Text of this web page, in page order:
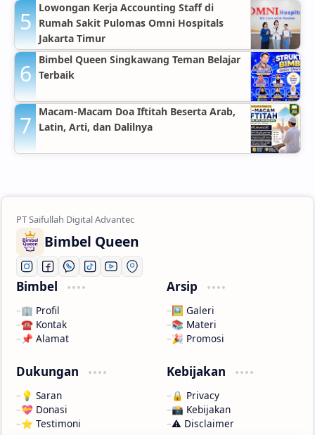
Lowongan Kerja Accounting Staff di
Rumah Sakit Pulomas Omni Hospitals
Jakarta Timur
Bimbel Queen Singkawang Teman Belajar
Terbaik
Macam-Macam Doa Iftitah Beserta Arab,
Latin, Arti, dan Dalilnya
Bimbel Queen
Bimbel
🏢 Profil
☎️ Kontak
📌 Alamat
Arsip
🖼️ Galeri
📚 Materi
🎉 Promosi
Dukungan
💡 Saran
💝 Donasi
⭐ Testimoni
Kebijakan
🔒 Privacy
📸 Kebijakan
⚠️ Disclaimer